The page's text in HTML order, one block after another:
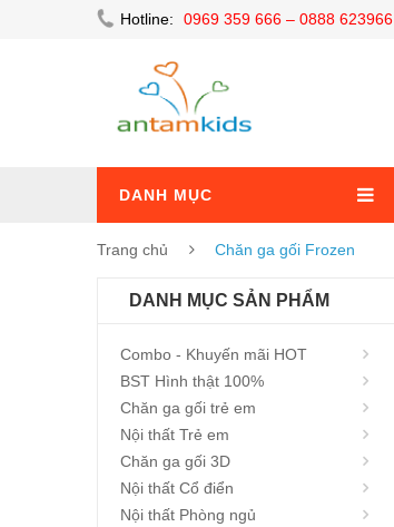
Hotline: 0969 359 666 – 0888 623966
DANH MỤC
Trang chủ Chăn ga gối Frozen
DANH MỤC SẢN PHẨM
Combo - Khuyến mãi HOT
BST Hình thật 100%
Chăn ga gối trẻ em
Nội thất Trẻ em
Chăn ga gối 3D
Nội thất Cổ điển
Nội thất Phòng ngủ